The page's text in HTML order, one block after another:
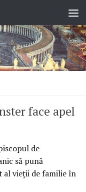
face apel
de
să pună
al vieţii de familie în